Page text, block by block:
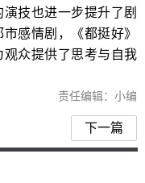
技也进一步提升了剧
感情剧，《都挺好》
众提供了思考与自我
责任编辑：小编
下一篇